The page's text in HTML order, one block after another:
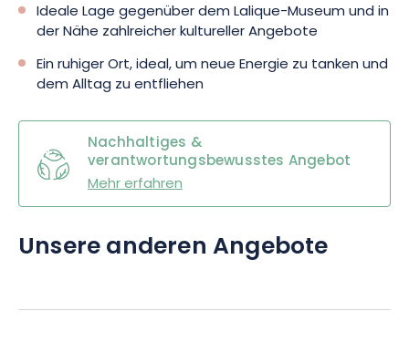
Ideale Lage gegenüber dem Lalique-Museum und in
der Nähe zahlreicher kultureller Angebote
Ein ruhiger Ort, ideal, um neue Energie zu tanken und
dem Alltag zu entfliehen
Nachhaltiges &
verantwortungsbewusstes Angebot
Mehr erfahren
Unsere anderen Angebote